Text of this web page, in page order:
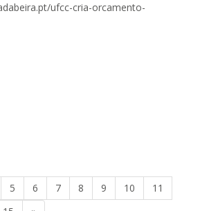
ufcc-cria-orcamento-
5 6 7 8 9 10
11